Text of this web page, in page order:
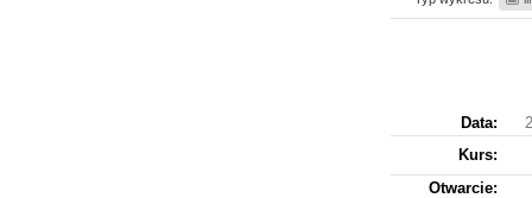
Data:
Kurs:
Otwarcie: